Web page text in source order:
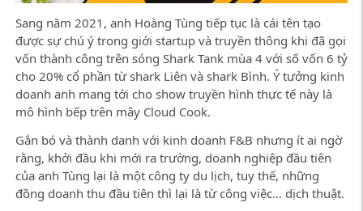
Sang năm 2021, anh Hoàng Tùng tiếp tục là cái tên tạo
được sự chú ý trong giới startup và truyền thông khi đã gọi
vốn thành công trên sóng Shark Tank mùa 4 với số vốn 6 tỷ
cho 20% cổ phần từ shark Liên và shark Bình. Ý tưởng kinh
doanh anh mang tới cho show truyền hình thực tế này là
mô hình bếp trên mây Cloud Cook.
Gắn bó và thành danh với kinh doanh F&B nhưng ít ai ngờ
rằng, khởi đầu khi mới ra trường, doanh nghiệp đầu tiên
của anh Tùng lại là một công ty du lịch, tuy thế, những
đồng doanh thu đầu tiên thì lại là từ công việc… dịch thuật.